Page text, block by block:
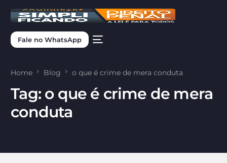
Fale no WhatsApp
Home Blog o que é crime de mera conduta
Tag: o que é crime de mera
conduta